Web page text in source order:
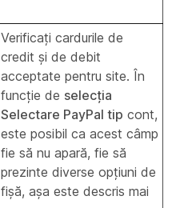
Verificați cardurile de
credit și de debit
acceptate pentru site. În
funcție de selecția
Selectare PayPal tip cont,
este posibil ca acest câmp
fie să nu apară, fie să
prezinte diverse opțiuni de
fișă, așa este descris mai